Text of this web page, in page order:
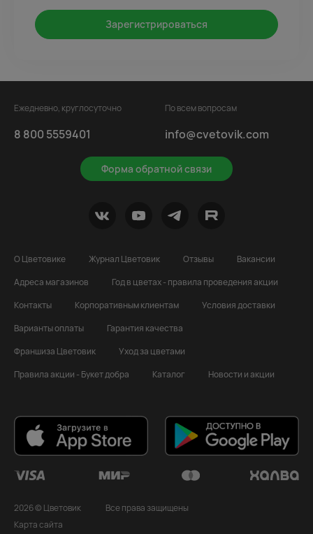
Зарегистрироваться
Ежедневно, круглосуточно
8 800 5559401
Форма обратной связи
По всем вопросам
info@cvetovik.com
О Цветовике Журнал Цветовик Отзывы
Вакансии
Адреса магазинов
Год в цветах - правила проведения акции
Контакты
Корпоративным клиентам
Условия доставки
Варианты оплаты
Гарантия качества
Франшиза Цветовик
Уход за цветами
Правила акции - Букет добра
Каталог Новости и акции
2026 © Цветовик
Все права защищены
Карта сайта